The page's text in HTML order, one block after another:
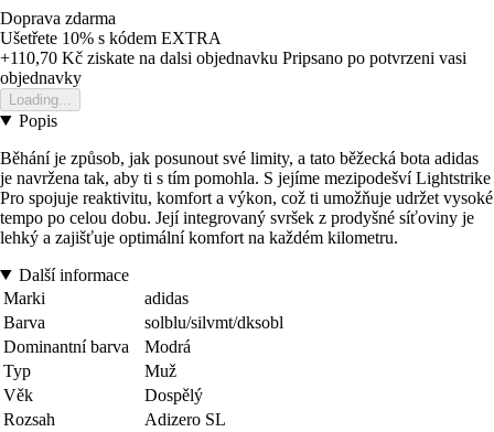
Doprava zdarma
Ušetřete 10% s kódem EXTRA
+110,70 Kč ziskate na dalsi objednavku Pripsano po potvrzeni vasi
objednavky
Loading...
Popis
Běhání je způsob, jak posunout své limity, a tato běžecká bota adidas
je navržena tak, aby ti s tím pomohla. S jejíme mezipodešví Lightstrike
Pro spojuje reaktivitu, komfort a výkon, což ti umožňuje udržet vysoké
tempo po celou dobu. Její integrovaný svršek z prodyšné síťoviny je
lehký a zajišťuje optimální komfort na každém kilometru.
Další informace
Marki
adidas
Barva
solblu/silvmt/dksobl
Dominantní barva
Modrá
Typ
Muž
Věk
Dospělý
Rozsah
Adizero SL